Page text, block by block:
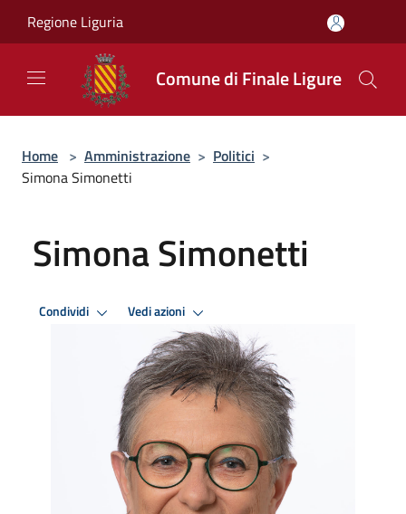
Regione Liguria
Comune di Finale Ligure
Home > Amministrazione > Politici >
Simona Simonetti
Simona Simonetti
Condividi Vedi azioni